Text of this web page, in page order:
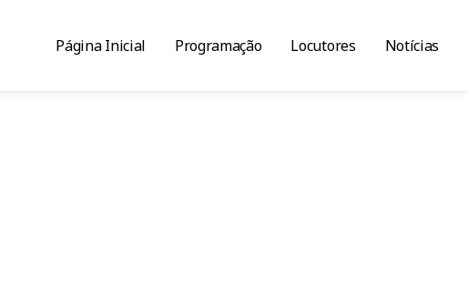
Página Inicial Programação Locutores Notícias